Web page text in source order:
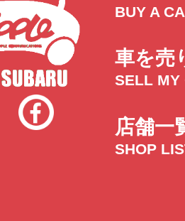
BUY A
車を売
SELL MY
店舗一
SHOP